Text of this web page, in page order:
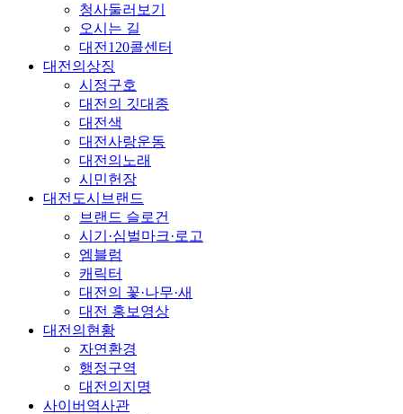
청사둘러보기
오시는 길
대전120콜센터
대전의상징
시정구호
대전의 깃대종
대전색
대전사랑운동
대전의노래
시민헌장
대전도시브랜드
브랜드 슬로건
시기·심벌마크·로고
엠블럼
캐릭터
대전의 꽃·나무·새
대전 홍보영상
대전의현황
자연환경
행정구역
대전의지명
사이버역사관